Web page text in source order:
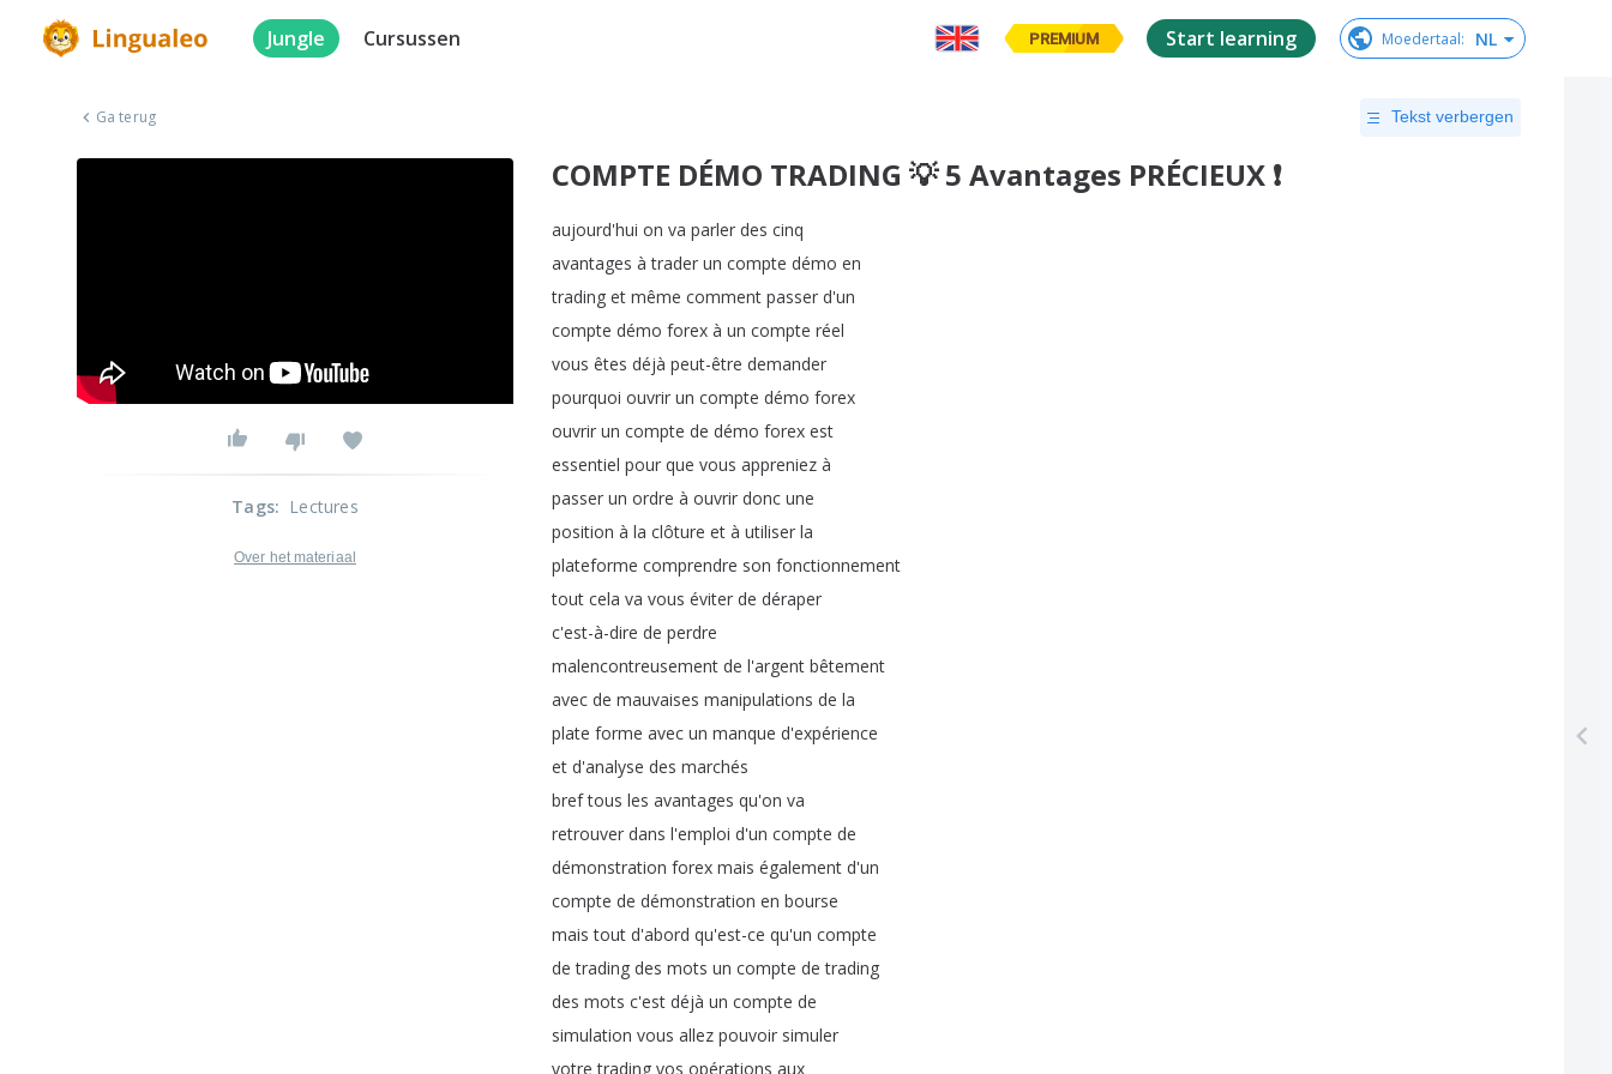
Jungle Cursussen PREMIUM Start learning Moedertaal: NL
Ga terug Tekst verbergen
COMPTE DÉMO TRADING 💡 5 Avantages PRÉCIEUX ❗️
aujourd'hui on va parler des cinq
avantages à trader un compte démo en
trading et même comment passer d'un
compte démo forex à un compte réel
vous êtes déjà peut-être demander
pourquoi ouvrir un compte démo forex
ouvrir un compte de démo forex est
essentiel pour que vous appreniez à
passer un ordre à ouvrir donc une
position à la clôture et à utiliser la
plateforme comprendre son fonctionnement
tout cela va vous éviter de déraper
c'est-à-dire de perdre
malencontreusement de l'argent bêtement
avec de mauvaises manipulations de la
plate forme avec un manque d'expérience
et d'analyse des marchés
bref tous les avantages qu'on va
retrouver dans l'emploi d'un compte de
démonstration forex mais également d'un
compte de démonstration en bourse
mais tout d'abord qu'est-ce qu'un compte
de trading des mots un compte de trading
des mots c'est déjà un compte de
simulation vous allez pouvoir simuler
votre trading vos opérations aux
Tags: Lectures
Over het materiaal